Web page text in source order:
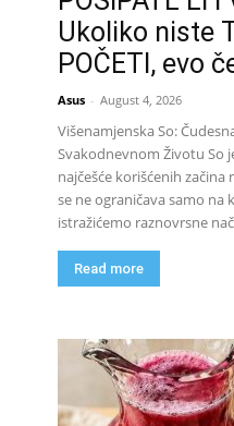
Ukoliko niste
POČETI, evo
Asus - August 4, 2026
Višenamjenska So:
Svakodnevnom Životu So
najčešće korišćenih
se ne ograničava samo na
istražićemo raznovrsne
Read more